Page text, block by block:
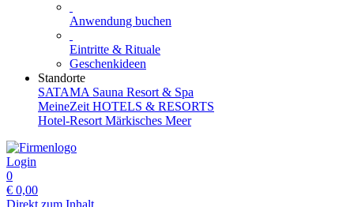
Anwendung buchen
Eintritte & Rituale
Geschenkideen
Standorte
SATAMA Sauna Resort & Spa
MeineZeit HOTELS & RESORTS
Hotel-Resort Märkisches Meer
Login
0
€ 0,00
Direkt zum Inhalt